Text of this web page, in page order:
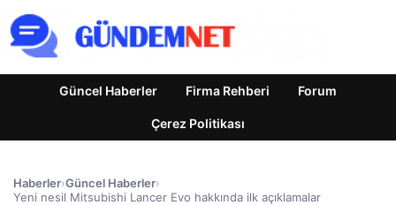
Güncel Haberler Firma Rehberi Forum
Çerez Politikası
Haberler›Güncel Haberler›
Yeni nesil Mitsubishi Lancer Evo hakkında ilk açıklamalar